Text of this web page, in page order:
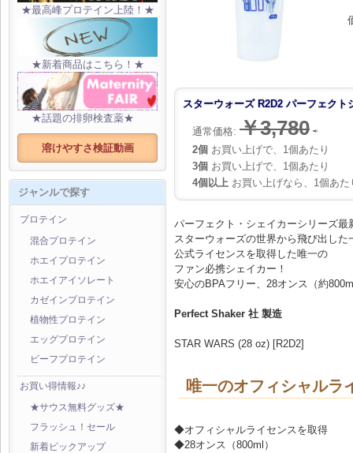
★最高峰プロテイン上陸！★
★新着商品はこちら！★
★話題の排卵検査薬★
溶けやすさ検証動画
ジャンルで探す
プロテイン
混合プロテイン
ホエイプロテイン
ホエイアイソレート
カゼインプロテイン
植物性プロテイン
エッグプロテイン
ビーフプロテイン
お買い得情報♪♪
★サウス無料グッズ★
フラッシュ！セール
新着ピックアップ
スターウォーズ R2D2 パーフェクト
通常価格: ￥3,780 ⇨
2個 お買い上げで、1個あたり
3個 お買い上げで、1個あたり
4個以上 お買い上げなら、1個あた
パーフェクト・シェイカーシリーズ最
スターウォーズの世界から飛び出した
公式ライセンスを取得した唯一の
ファン必携シェイカー！
安心のBPAフリー、28オンス（約
Perfect Shaker 社 製造
STAR WARS (28 oz) [R2D2]
唯一のオフィシャルラ
◆オフィシャルライセンスを取得
◆28オンス（800ml）